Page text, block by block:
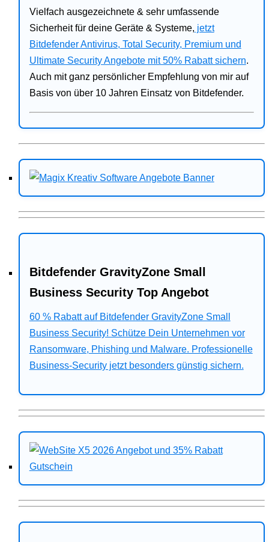
Vielfach ausgezeichnete & sehr umfassende
Sicherheit für deine Geräte & Systeme, jetzt
Bitdefender Antivirus, Total Security, Premium und
Ultimate Security Angebote mit 50% Rabatt sichern.
Auch mit ganz persönlicher Empfehlung von mir auf
Basis von über 10 Jahren Einsatz von Bitdefender.
Bitdefender GravityZone Small
Business Security Top Angebot
60 % Rabatt auf Bitdefender GravityZone Small
Business Security! Schütze Dein Unternehmen vor
Ransomware, Phishing und Malware. Professionelle
Business-Security jetzt besonders günstig sichern.